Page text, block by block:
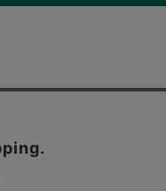
ンナップ。
。